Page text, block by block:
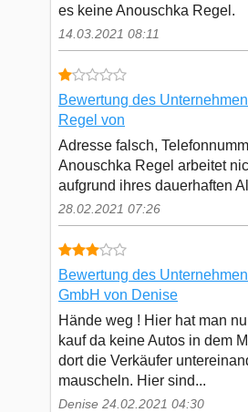
es keine Anouschka Regel.
14.03.2021 08:11
Bewertung des
Regel von
Adresse falsch,
Anouschka Regel arbeitet
aufgrund ihres dauerhaften
28.02.2021 07:26
Bewertung des
GmbH von Denise
Hände weg ! Hier hat man
kauf da keine Autos in dem
dort die Verkäufer
mauscheln. Hier sind...
Denise 24.02.2021 04:30